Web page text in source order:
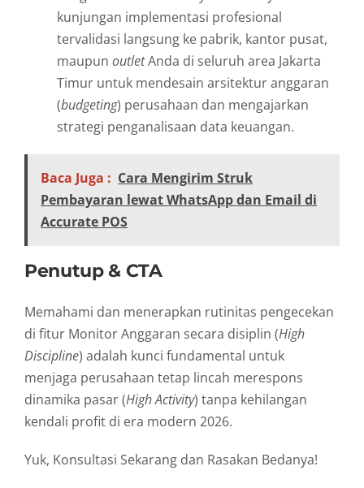
kunjungan implementasi profesional
tervalidasi langsung ke pabrik, kantor pusat,
maupun outletAnda di seluruh area Jakarta
Timur untuk mendesain arsitektur anggaran
(budgeting) perusahaan dan mengajarkan
strategi penganalisaan data keuangan.
Baca Juga : Cara Mengirim Struk
Pembayaran lewat WhatsApp dan Email di
Accurate POS
Penutup & CTA
Memahami dan menerapkan rutinitas pengecekan
di fitur Monitor Anggaran secara disiplin (High
Discipline) adalah kunci fundamental untuk
menjaga perusahaan tetap lincah merespons
dinamika pasar (High Activity) tanpa kehilangan
kendali profit di era modern 2026.
Yuk, Konsultasi Sekarang dan Rasakan Bedanya!